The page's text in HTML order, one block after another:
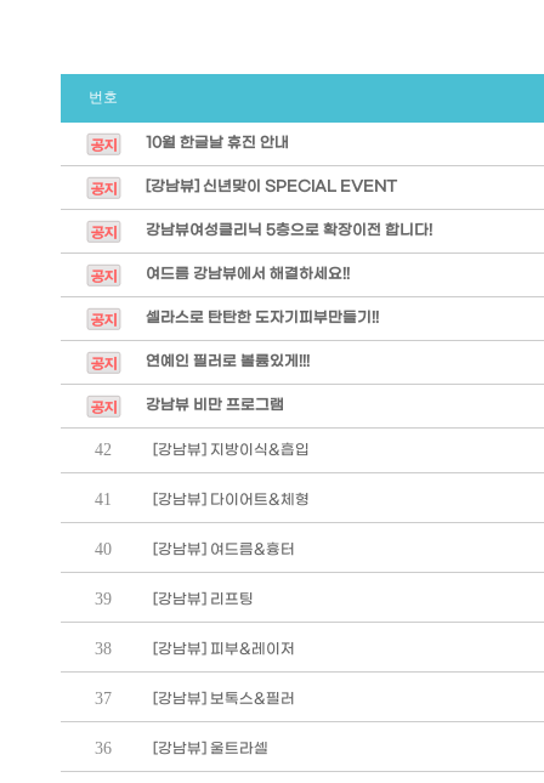
번호
10월 한글날 휴진 안내
[강남뷰] 신년맞이 SPECIAL EVENT
강남뷰여성클리닉 5층으로 확장이전 합니다!
여드름 강남뷰에서 해결하세요!!
셀라스로 탄탄한 도자기피부만들기!!
연예인 필러로 볼륨있게!!!
강남뷰 비만 프로그램
42 [강남뷰] 지방이식&흡입
41 [강남뷰] 다이어트&체형
40 [강남뷰] 여드름&흉터
39 [강남뷰] 리프팅
38 [강남뷰] 피부&레이저
37 [강남뷰] 보톡스&필러
36 [강남뷰] 울트라셀